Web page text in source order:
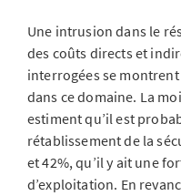
Une intrusion dans le
des coûts directs et
interrogées se
dans ce domaine. La
estiment qu’il est
rétablissement de la
et 42%, qu’il y ait une
d’exploitation. En